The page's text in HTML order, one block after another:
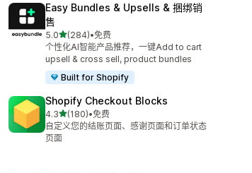
Easy Bundles & Upsells & 捆绑销
售
5.0星（满分 5 星）
(284)
总共 284 条评论
•免费
个性化AI智能产品推荐，一键Add to cart
upsell & cross sell, product bundles
Built for Shopify
Shopify Checkout Blocks
4.3星（满分 5 星）
(180)
总共 180 条评论
•免费
自定义您的结账页面、感谢页面和订单状态
页面